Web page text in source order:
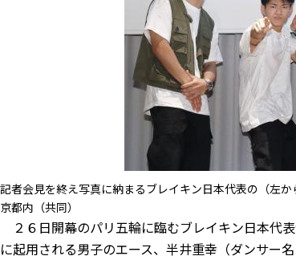
記者会見を終え写真に納まるブレイキン日本代表の（左
京都内（共同）
２６日開幕のパリ五輪に臨むブレイキン日本代
に起用される男子のエース、半井重幸（ダンサー